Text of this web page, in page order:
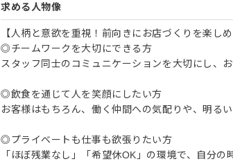
求める人物像
【人柄と意欲を重視！前向きにお店づくりを楽しめ
◎チームワークを大切にできる方
スタッフ同士のコミュニケーションを大切にし、
◎飲食を通じて人を笑顔にしたい方
お客様はもちろん、働く仲間への気配りや、明る
◎プライベートも仕事も欲張りたい方
「ほぼ残業なし」「希望休OK」の環境で、自分